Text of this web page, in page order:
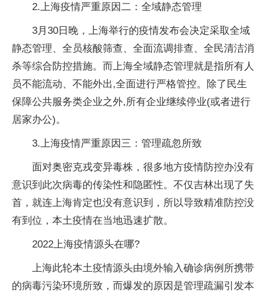
2.上海疫情严重原因二：全域静态管理
3月30日晚，上海举行的疫情发布会决定采取全域
静态管理、全员核酸筛查、全面流调排查、全民清洁消
杀等综合防控措施。而上海全域静态管理就是指所有人
员不能流动、不能外出,全面进行严格管控。除了民生
保障公共服务类企业之外,所有企业继续停业(或者进行
居家办公)。
3.上海疫情严重原因三：管理疏忽所致
面对奥密克戎变异毒株，很多地方疫情防控办没有
意识到此次病毒的传染性和隐匿性。不仅吉林出现了失
首，就连上海肯定也没有意识到，所以导致精准防控没
有到位，本土疫情在当地迅速扩散。
2022上海疫情源头在哪?
上海此轮本土疫情源头由境外输入确诊病例所携带
的病毒污染环境所致，而爆发的原因是管理疏漏引发本